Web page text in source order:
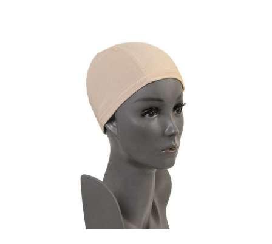
Ce
produit
plusieurs
variations.
Les
options
peuvent
être
choisies
page